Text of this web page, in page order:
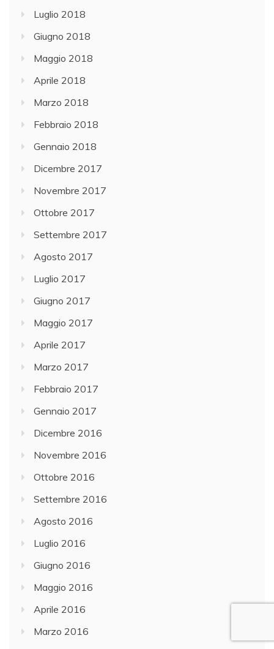
Luglio 2018
Giugno 2018
Maggio 2018
Aprile 2018
Marzo 2018
Febbraio 2018
Gennaio 2018
Dicembre 2017
Novembre 2017
Ottobre 2017
Settembre 2017
Agosto 2017
Luglio 2017
Giugno 2017
Maggio 2017
Aprile 2017
Marzo 2017
Febbraio 2017
Gennaio 2017
Dicembre 2016
Novembre 2016
Ottobre 2016
Settembre 2016
Agosto 2016
Luglio 2016
Giugno 2016
Maggio 2016
Aprile 2016
Marzo 2016